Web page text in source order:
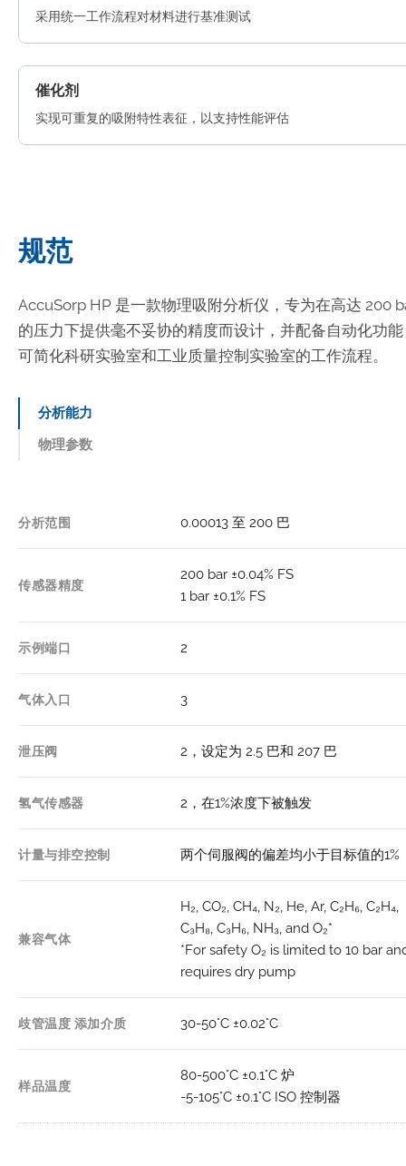
采用统一工作流程对材料进行基准测试
催化剂
实现可重复的吸附特性表征，以支持性能评估
规范
AccuSorp HP 是一款物理吸附分析仪，专为在高达 200
的压力下提供毫不妥协的精度而设计，并配备自动化功
可简化科研实验室和工业质量控制实验室的工作流程。
分析能力
物理参数
分析范围 0.00013 至 200 巴
传感器精度
200 bar ±0.04% FS
1 bar ±0.1% FS
示例端口 2
气体入口 3
泄压阀 2，设定为 2.5 巴和 207 巴
氢气传感器 2，在1%浓度下被触发
计量与排空控制 两个伺服阀的偏差均小于目标值的1%
兼容气体
H₂, CO₂, CH₄, N₂, He, Ar, C₂H₆, C₂H₄,
C₃H₈, C₃H₆, NH₃, and O₂*
*For safety O₂ is limited to 10 bar
requires dry pump
歧管温度 添加介质 30-50°C ±0.02°C
样品温度
80-500°C ±0.1°C 炉
-5-105°C ±0.1°C ISO 控制器
尺寸
104 厘米 高
60 厘米 宽
70 厘米 深
重量 60 kg
功率 100-240VAC，50/60Hz，500VA
样品室
10cc 1/4英寸开口
2cc 1/4英寸开口
2cc 1/2英寸开口
产品合规性
符合RoHS和REACH标准
符合FCC、CISPR 11、ICES、IEC
CSA C22.2#61010-1-12
IEC 61010-1；IEC 61010-2